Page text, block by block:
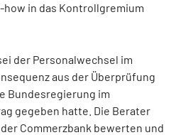
in das Kontrollgremium
der Personalwechsel im
aus der Überprüfung
Bundesregierung im
gegeben hatte. Die Berater
Commerzbank bewerten und